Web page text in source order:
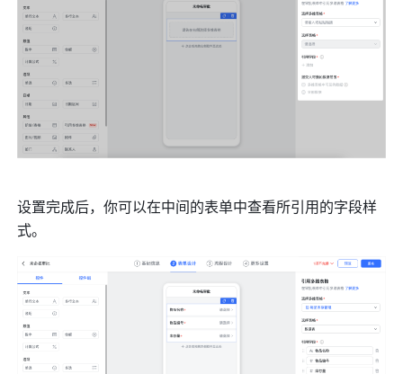
设置完成后，你可以在中间的表单中查看所引用的字段样
式。